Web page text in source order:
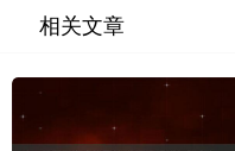
相关文章